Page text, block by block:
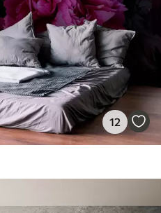
12